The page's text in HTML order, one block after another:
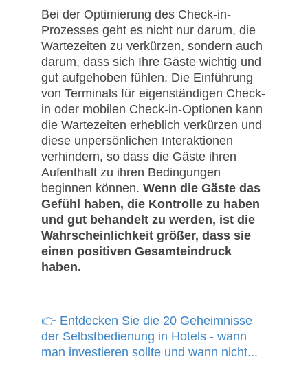
Bei der Optimierung des Check-in-
Prozesses geht es nicht nur darum, die
Wartezeiten zu verkürzen, sondern auch
darum, dass sich Ihre Gäste wichtig und
gut aufgehoben fühlen. Die Einführung
von Terminals für eigenständigen Check-
in oder mobilen Check-in-Optionen kann
die Wartezeiten erheblich verkürzen und
diese unpersönlichen Interaktionen
verhindern, so dass die Gäste ihren
Aufenthalt zu ihren Bedingungen
beginnen können. Wenn die Gäste das
Gefühl haben, die Kontrolle zu haben
und gut behandelt zu werden, ist die
Wahrscheinlichkeit größer, dass sie
einen positiven Gesamteindruck
haben.
👉 Entdecken Sie die 20 Geheimnisse
der Selbstbedienung in Hotels - wann
man investieren sollte und wann nicht...